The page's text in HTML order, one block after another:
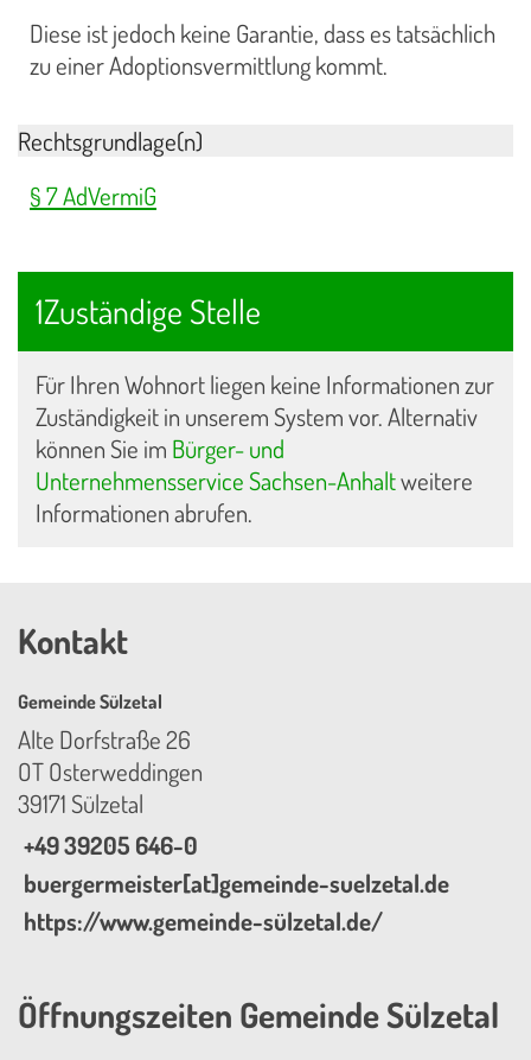
Diese ist jedoch keine Garantie, dass es tatsächlich
zu einer Adoptionsvermittlung kommt.
Rechtsgrundlage(n)
§ 7 AdVermiG
1Zuständige Stelle
Für Ihren Wohnort liegen keine Informationen zur
Zuständigkeit in unserem System vor. Alternativ
können Sie im Bürger- und
Unternehmensservice Sachsen-Anhaltweitere
Informationen abrufen.
Kontakt
Gemeinde Sülzetal
Alte Dorfstraße 26
OT Osterweddingen
39171 Sülzetal
+49 39205 646-0
buergermeister[at]gemeinde-suelzetal.de
https://www.gemeinde-sülzetal.de/
Öffnungszeiten Gemeinde Sülzetal